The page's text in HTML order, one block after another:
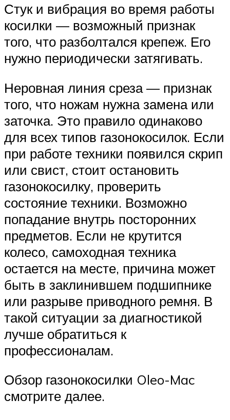
Стук и вибрация во время работы
косилки — возможный признак
того, что разболтался крепеж. Его
нужно периодически затягивать.
Неровная линия среза — признак
того, что ножам нужна замена или
заточка. Это правило одинаково
для всех типов газонокосилок. Если
при работе техники появился скрип
или свист, стоит остановить
газонокосилку, проверить
состояние техники. Возможно
попадание внутрь посторонних
предметов. Если не крутится
колесо, самоходная техника
остается на месте, причина может
быть в заклинившем подшипнике
или разрыве приводного ремня. В
такой ситуации за диагностикой
лучше обратиться к
профессионалам.
Обзор газонокосилки Oleo-Mac
смотрите далее.